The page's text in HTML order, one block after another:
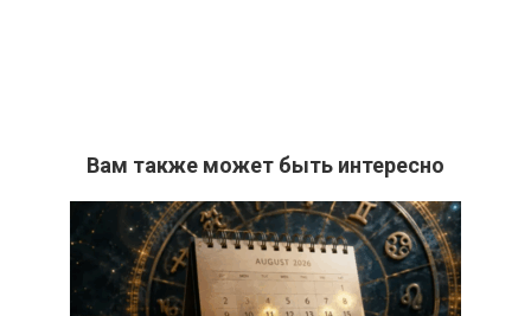
Вам также может быть интересно